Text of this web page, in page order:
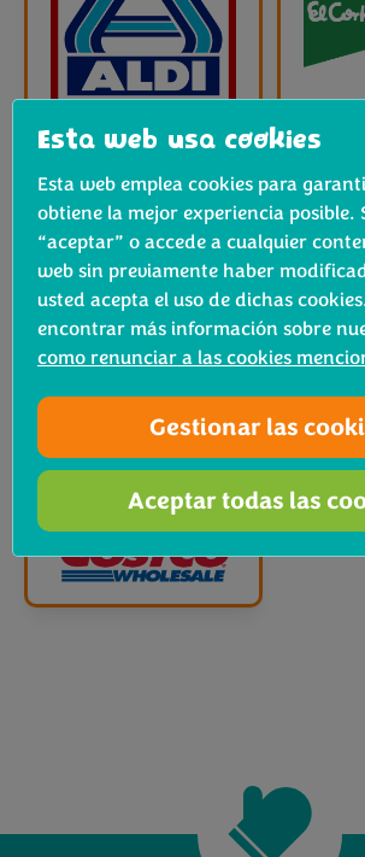
Esta web usa cookies
Esta web emplea cookies para
obtiene la mejor experiencia posible.
“aceptar” o accede a cualquier
web sin previamente haber
usted acepta el uso de dichas
encontrar más información sobre
como renunciar a las cookies
Gestionar las
Aceptar todas las